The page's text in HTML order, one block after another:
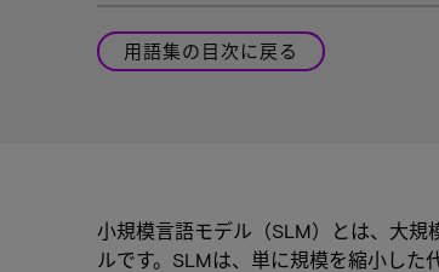
用語集の目次に戻る
小規模言語モデル（SLM）とは、大
ルです。SLMは、単に規模を縮小し